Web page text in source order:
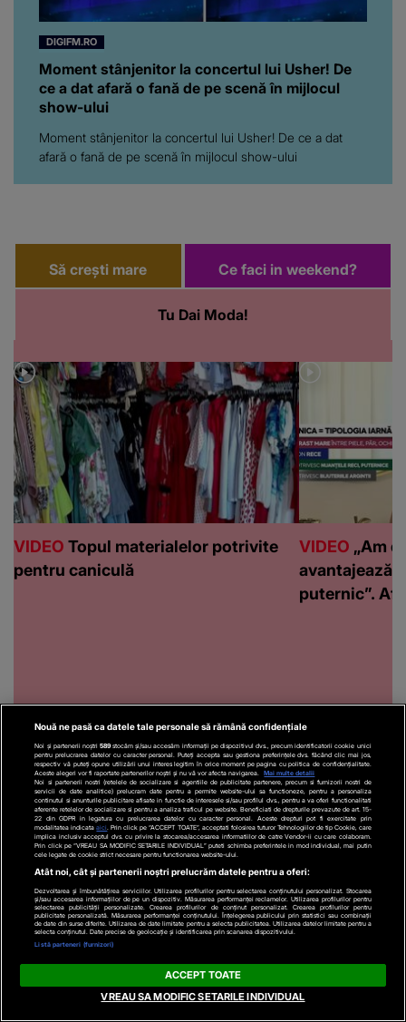
DIGIFM.RO
Moment stânjenitor la concertul lui Usher! De
ce a dat afară o fană de pe scenă în mijlocul
show-ului
Moment stânjenitor la concertul lui Usher! De ce a dat
afară o fană de pe scenă în mijlocul show-ului
Să crești mare
Tu Dai Moda!
Ce faci in weekend?
VIDEO Topul materialelor potrivite
pentru caniculă
VIDEO „Am
avantajează
puternic”.
Recomandări video
ACTUALE
Nouă ne pasă ca datele tale personale să rămână confidențiale
Noi și partenerii noștri 589stocăm și/sau accesăm informații pe dispozitivul dvs., precum identificatorii cookie unici
pentru prelucrarea datelor cu caracter personal. Puteți accepta sau gestiona preferințele dvs. făcând clic mai jos,
respectiv vă puteți opune utilizării unui interes legitim în orice moment pe pagina cu politica de confidențialitate.
Aceste alegeri vor fi raportate partenerilor noștri și nu vă vor afecta navigarea.
Mai multe detalii
Noi si partenerii nostri (retelele de socializare si agentiile de publicitate partenere, precum si furnizorii nostri de
servicii de date analitice) prelucram date pentru a permite website-ului sa functioneze, pentru a personaliza
continutul si anunturile publicitare afisate in functie de interesele si/sau profilul dvs., pentru a va oferi functionalitati
aferente retelelor de socializare si pentru a analiza traficul pe website. Beneficiati de drepturile prevazute de art. 15-
22 din GDPR in legatura cu prelucrarea datelor cu caracter personal. Aceste drepturi pot fi exercitate prin
modalitatea indicataaici . Prin click pe “ACCEPT TOATE”, acceptati folosirea tuturor Tehnologiilor de tip Cookie, care
implica inclusiv acceptul dvs. cu privire la stocarea/accesarea informatiilor de catre Vendor-ii cu care colaboram.
Prin click pe “VREAU SA MODIFIC SETARILE INDIVIDUAL” puteti schimba preferintele in mod individual, mai putin
cele legate de cookie strict necesare pentru functionarea website-ului.
Atât noi, cât și partenerii noștri prelucrăm datele pentru a oferi:
Dezvoltarea și îmbunătățirea serviciilor. Utilizarea profilurilor pentru selectarea conținutului personalizat. Stocarea
și/sau accesarea informațiilor de pe un dispozitiv. Măsurarea performanței reclamelor. Utilizarea profilurilor pentru
selectarea publicității personalizate. Crearea profilurilor de conținut personalizat. Crearea profilurilor pentru
publicitate personalizată. Măsurarea performanței conținutului. Înțelegerea publicului prin statistici sau combinații
de date din surse diferite. Utilizarea de date limitate pentru a selecta publicitatea. Utilizarea datelor limitate pentru a
selecta conținutul. Date precise de geolocație și identificarea prin scanarea dispozitivului.
Listă parteneri (furnizori)
ACCEPT TOATE
VREAU SA MODIFIC SETARILE INDIVIDUAL